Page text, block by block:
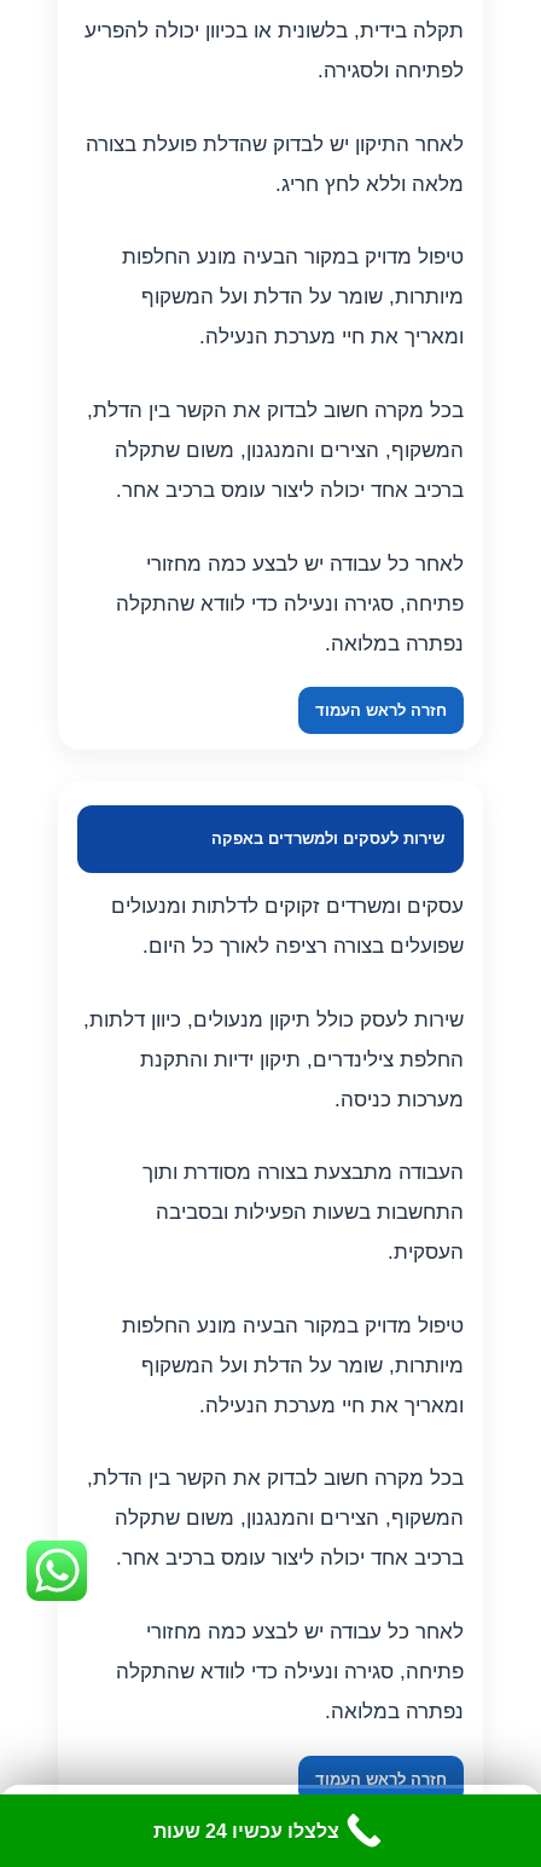
תקלה בידית, בלשונית או בכיוון יכולה להפריע
לפתיחה ולסגירה.
לאחר התיקון יש לבדוק שהדלת פועלת בצורה
מלאה וללא לחץ חריג.
טיפול מדויק במקור הבעיה מונע החלפות
מיותרות, שומר על הדלת ועל המשקוף
ומאריך את חיי מערכת הנעילה.
בכל מקרה חשוב לבדוק את הקשר בין הדלת,
המשקוף, הצירים והמנגנון, משום שתקלה
ברכיב אחד יכולה ליצור עומס ברכיב אחר.
לאחר כל עבודה יש לבצע כמה מחזורי
פתיחה, סגירה ונעילה כדי לוודא שהתקלה
נפתרה במלואה.
חזרה לראש העמוד
שירות לעסקים ולמשרדים באפקה
עסקים ומשרדים זקוקים לדלתות ומנעולים
שפועלים בצורה רציפה לאורך כל היום.
שירות לעסק כולל תיקון מנעולים, כיוון דלתות,
החלפת צילינדרים, תיקון ידיות והתקנת
מערכות כניסה.
העבודה מתבצעת בצורה מסודרת ותוך
התחשבות בשעות הפעילות ובסביבה
העסקית.
טיפול מדויק במקור הבעיה מונע החלפות
מיותרות, שומר על הדלת ועל המשקוף
ומאריך את חיי מערכת הנעילה.
בכל מקרה חשוב לבדוק את הקשר בין הדלת,
המשקוף, הצירים והמנגנון, משום שתקלה
ברכיב אחד יכולה ליצור עומס ברכיב אחר.
לאחר כל עבודה יש לבצע כמה מחזורי
פתיחה, סגירה ונעילה כדי לוודא שהתקלה
נפתרה במלואה.
חזרה לראש העמוד
צלצלו עכשיו 24 שעות התאם את האתר לצרכיך